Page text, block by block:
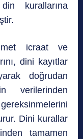
kurallarına
icraat ve
dini kayıtlar
doğrudan
verilerinden
Dini kurallar
tamamen